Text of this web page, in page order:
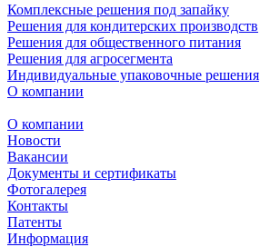
Комплексные решения под запайку
Решения для кондитерских производств
Решения для общественного питания
Решения для агросегмента
Индивидуальные упаковочные решения
О компании
О компании
Новости
Вакансии
Документы и сертификаты
Фотогалерея
Контакты
Патенты
Информация